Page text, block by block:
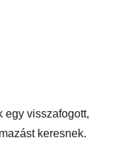
egy visszafogott,
keresnek.